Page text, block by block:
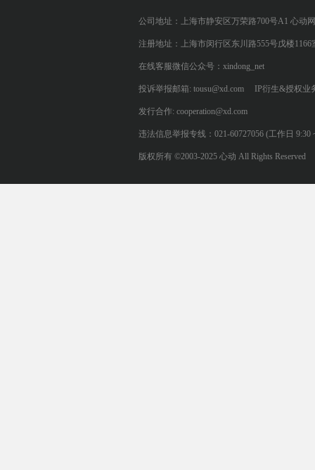
公司地址：上海市静安区万荣路700号A1 心动
注册地址：上海市闵行区东川路555号戊楼1166
在线客服微信公众号：xindong_net
投诉举报邮箱: tousu@xd.com IP衍生&授权业
发行合作: cooperation@xd.com
违法信息举报专线：021-60727056 (工作日 9:30
版权所有 ©2003-2025 心动 All Rights Reserved